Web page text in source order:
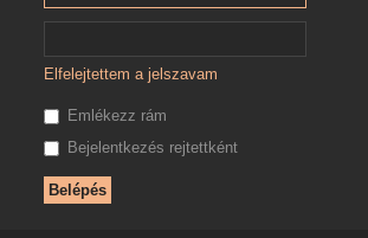
Elfelejtettem a jelszavam
Emlékezz rám
Bejelentkezés rejtettként